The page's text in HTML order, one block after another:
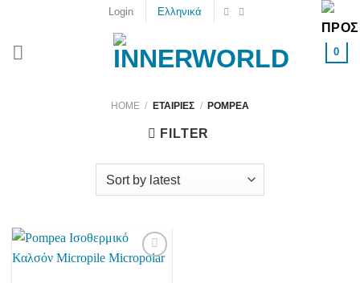
content
Login Ελληνικά
0
HOME / ΕΤΑΙΡΊΕΣ / POMPEA
FILTER